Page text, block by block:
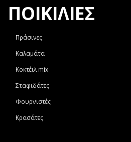
ΠΟΙΚΙΛΙΕΣ
Πράσινες
Καλαμάτα
Κοκτέιλ mix
Σταφιδάτες
Φουρνιστές
Κρασάτες